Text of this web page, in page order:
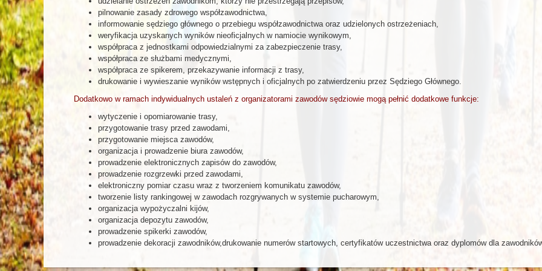
pilnowanie zasady zdrowego współzawodnictwa,
informowanie sędziego głównego o przebiegu współzawodnictwa oraz udzielonych ostrzeżeniach,
weryfikacja uzyskanych wyników nieoficjalnych w namiocie wynikowym,
współpraca z jednostkami odpowiedzialnymi za zabezpieczenie trasy,
współpraca ze służbami medycznymi,
współpraca ze spikerem, przekazywanie informacji z trasy,
drukowanie i wywieszanie wyników wstępnych i oficjalnych po zatwierdzeniu przez Sędziego Głównego.
Dodatkowo w ramach indywidualnych ustaleń z organizatorami zawodów sędziowie mogą pełnić dodatkowe funkcje:
wytyczenie i opomiarowanie trasy,
przygotowanie trasy przed zawodami,
przygotowanie miejsca zawodów,
organizacja i prowadzenie biura zawodów,
prowadzenie elektronicznych zapisów do zawodów,
prowadzenie rozgrzewki przed zawodami,
elektroniczny pomiar czasu wraz z tworzeniem komunikatu zawodów,
tworzenie listy rankingowej w zawodach rozgrywanych w systemie pucharowym,
organizacja wypożyczalni kijów,
organizacja depozytu zawodów,
prowadzenie spikerki zawodów,
prowadzenie dekoracji zawodników,drukowanie numerów startowych, certyfikatów uczestnictwa oraz dyplomów dla